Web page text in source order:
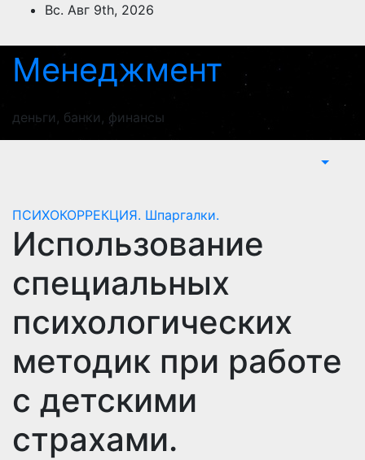
Перейти
содержимому
Вс. Авг 9th, 2026
Менеджмент
деньги, банки, финансы
ПСИХОКОРРЕКЦИЯ. Шпаргалки.
Использование
специальных
психологических
методик при работе
с детскими
страхами.